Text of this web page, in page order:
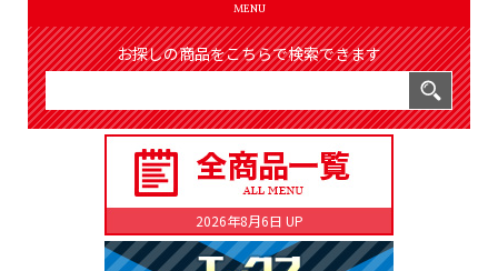
MENU
お探しの商品をこちらで検索できます
2026年8月6日 UP